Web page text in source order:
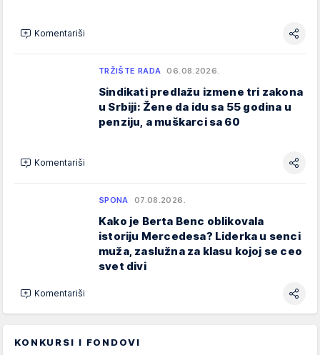
Komentariši
TRŽIŠTE RADA 06.08.2026.
Sindikati predlažu izmene tri zakona
u Srbiji: Žene da idu sa 55 godina u
penziju, a muškarci sa 60
Komentariši
SPONA 07.08.2026.
Kako je Berta Benc oblikovala
istoriju Mercedesa? Liderka u senci
muža, zaslužna za klasu kojoj se ceo
svet divi
Komentariši
KONKURSI I FONDOVI